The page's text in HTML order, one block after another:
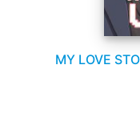
MY LOVE